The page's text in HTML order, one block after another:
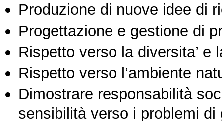
Produzione di nuove idee di
Progettazione e gestione di
Rispetto verso la diversita’ e
Rispetto verso l’ambiente
Dimostrare responsabilità
sensibilità verso i problemi di